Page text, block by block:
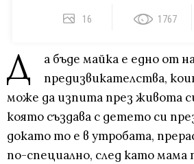
16 1767
Д
а бъде майка е едно от
предизвикателства,
може да изпита през живота
която създава с детето си
докато то е в утробата,
по-специално, след като мама